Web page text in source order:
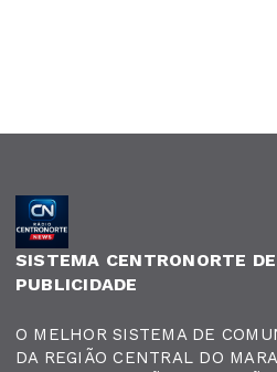
SISTEMA CENTRONORTE
PUBLICIDADE
O MELHOR SISTEMA DE
DA REGIÃO CENTRAL DO